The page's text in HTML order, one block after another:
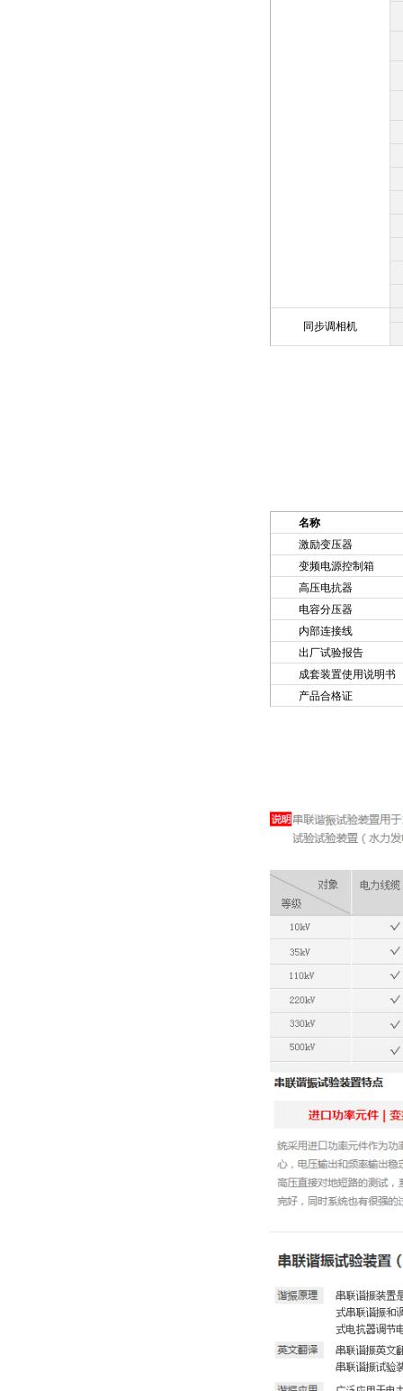
同步调相机
名称
激励变压器
变频电源控制箱
高压电抗器
电容分压器
内部连接线
出厂试验报告
成套装置使用说明书
产品合格证